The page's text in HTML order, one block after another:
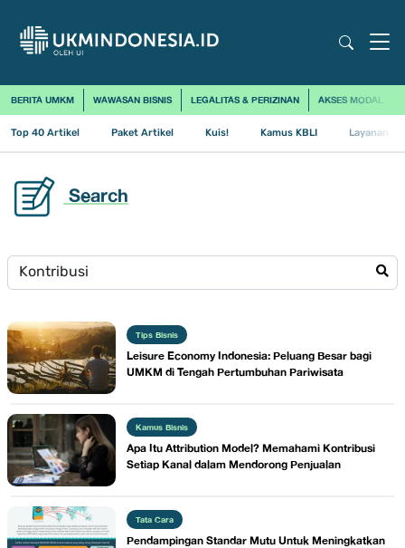
BERITA UMKM WAWASAN BISNIS LEGALITAS & PERIZINAN AKSES MODAL
Top 40 Artikel Paket Artikel Kuis! Kamus KBLI Layanan
Search
Tips Bisnis
Leisure Economy Indonesia: Peluang Besar bagi
UMKM di Tengah Pertumbuhan Pariwisata
Kamus Bisnis
Apa Itu Attribution Model? Memahami Kontribusi
Setiap Kanal dalam Mendorong Penjualan
Tata Cara
​Pendampingan Standar Mutu Untuk Meningkatkan